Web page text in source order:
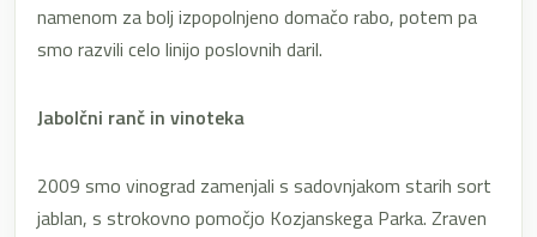
namenom za bolj izpopolnjeno domačo rabo, potem pa
smo razvili celo linijo poslovnih daril.
Jabolčni ranč in vinoteka
2009 smo vinograd zamenjali s sadovnjakom starih sort
jablan, s strokovno pomočjo Kozjanskega Parka. Zraven